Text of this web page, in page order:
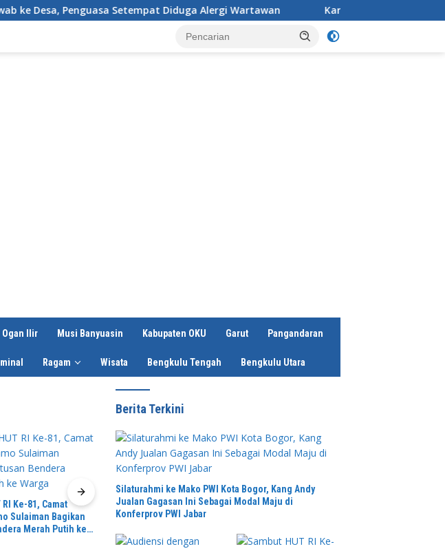
Setempat Diduga Alergi Wartawan Karang Taruna Desa Jonggol menggelar
Ogan Ilir Musi Banyuasin Kabupaten OKU Garut Pangandaran
Ragam Wisata Bengkulu Tengah Bengkulu Utara
Bertugas, Kapolres
Kurniawan Temui
Program JALUR Ditpolairud Polda
Riau Salurkan Bantuan bagi Warga
Pesisir Dumai
Perkuat Pendidikan dan Inovasi
Kolaborasi Strategi
Berita Terkini
Silaturahmi ke Mako PWI Kota Bogor, Kang Andy
Jualan Gagasan Ini Sebagai Modal Maju di
Konferprov PWI Jabar